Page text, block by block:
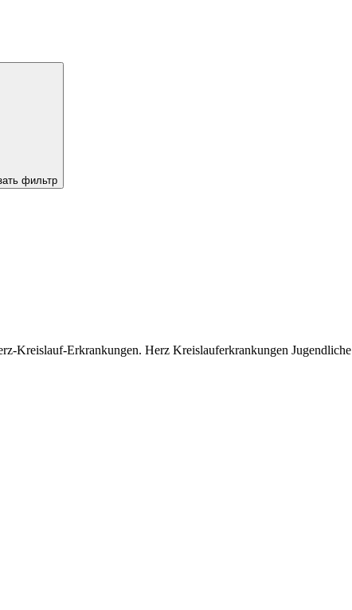
фильтр
Kreislauf-Erkrankungen. Herz Kreislauferkrankungen Jugendliche